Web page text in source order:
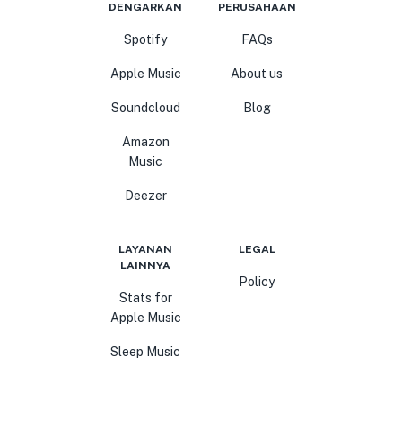
DENGARKAN
Spotify
Apple Music
Soundcloud
Amazon
Music
Deezer
PERUSAHAAN
FAQs
About us
Blog
LAYANAN
LAINNYA
Stats for
Apple Music
Sleep Music
LEGAL
Policy